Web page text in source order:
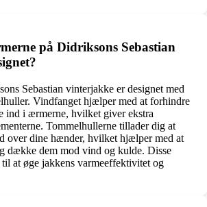
på Didriksons Sebastian
Sebastian vinterjakke er designet med
Vindfanget hjælper med at forhindre
ind i ærmerne, hvilket giver ekstra
Tommelhullerne tillader dig at
over dine hænder, hvilket hjælper med at
dække dem mod vind og kulde. Disse
at øge jakkens varmeeffektivitet og